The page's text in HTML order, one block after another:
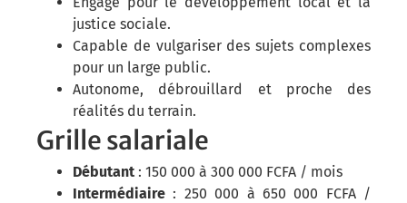
justice sociale.
Capable de vulgariser des sujets complexes
pour un large public.
Autonome, débrouillard et proche des
réalités du terrain.
Grille salariale
Débutant : 150 000 à 300 000 FCFA / mois
Intermédiaire : 250 000 à 650 000 FCFA /